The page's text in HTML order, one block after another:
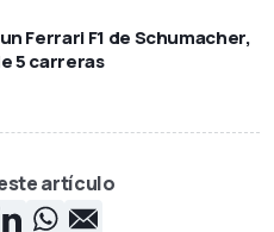
Ferrari F1 de Schumacher,
5 carreras
artículo